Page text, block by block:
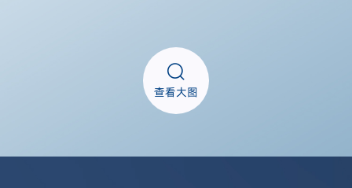
查看大图